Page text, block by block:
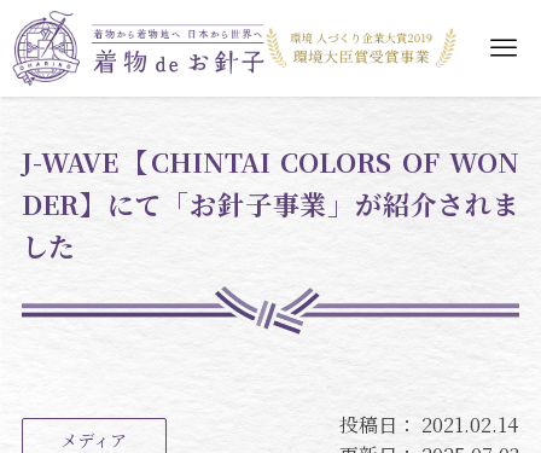
J-WAVE【CHINTAI COLORS OF WON
DER】にて「お針子事業」が紹介されま
した
メディア
投稿日： 2021.02.14